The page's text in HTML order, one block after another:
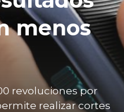
menos
revoluciones por
realizar cortes